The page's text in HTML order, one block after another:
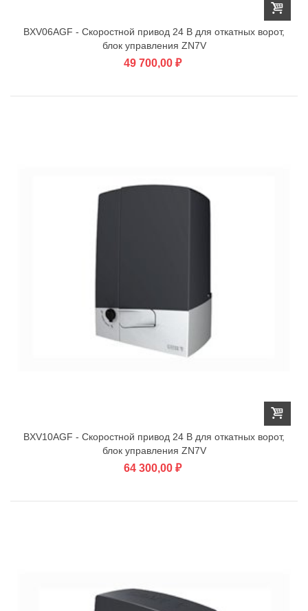
BXV06AGF - Скоростной привод 24 В для откатных ворот,
блок управления ZN7V
49 700,00 ₽
BXV10AGF - Скоростной привод 24 В для откатных ворот,
блок управления ZN7V
64 300,00 ₽